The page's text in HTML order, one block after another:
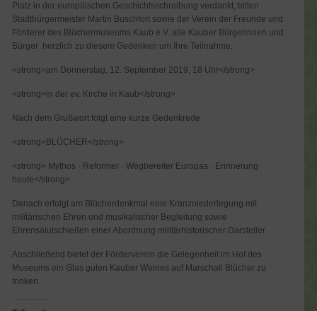
Platz in der europäischen Geschichtsschreibung verdankt, bitten
Stadtbürgermeister Martin Buschfort sowie der Verein der Freunde und
Förderer des Blüchermuseums Kaub e.V. alle Kauber Bürgerinnen und
Bürger herzlich zu diesem Gedenken um Ihre Teilnahme,
<strong>am Donnerstag, 12. September 2019, 18 Uhr</strong>
<strong>in der ev. Kirche in Kaub</strong>
Nach dem Grußwort folgt eine kurze Gedenkrede
<strong>BLÜCHER</strong>
<strong> Mythos · Reformer · Wegbereiter Europas · Erinnerung
heute</strong>
Danach erfolgt am Blücherdenkmal eine Kranzniederlegung mit
militärischen Ehren und musikalischer Begleitung sowie
Ehrensalutschießen einer Abordnung militärhistorischer Darsteller.
Anschließend bietet der Förderverein die Gelegenheit im Hof des
Museums ein Glas guten Kauber Weines auf Marschall Blücher zu
trinken.